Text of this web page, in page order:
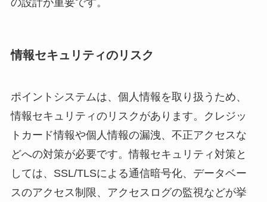
の設計が重要です。
情報セキュリティのリスク
ポイントシステムは、個人情報を取り扱うため、
情報セキュリティのリスクがあります。クレジッ
トカード情報や個人情報の漏洩、不正アクセスな
どへの対策が必要です。情報セキュリティ対策と
しては、SSL/TLSによる通信暗号化、データベー
スのアクセス制限、アクセスログの監視などが挙